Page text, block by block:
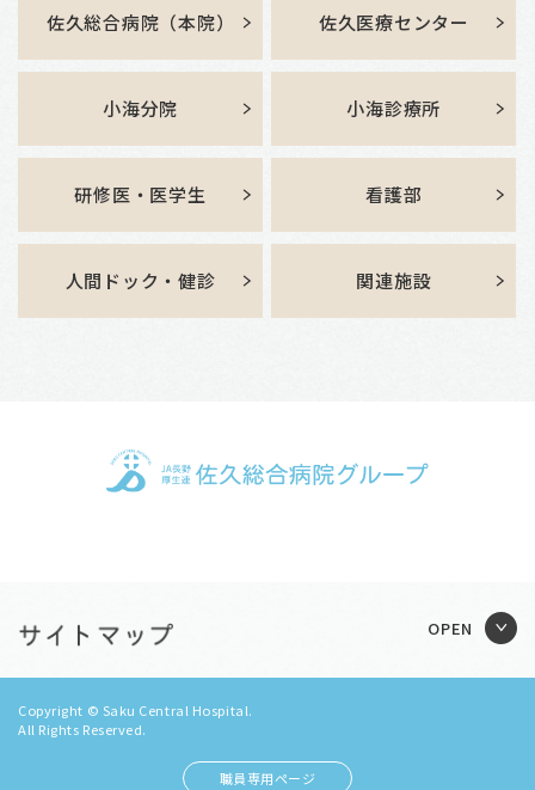
佐久総合病院（本院） 佐久医療センター
小海分院 小海診療所
研修医・医学生 看護部
人間ドック・健診 関連施設
Copyright © Saku Central Hospital.
All Rights Reserved.
職員専用ページ